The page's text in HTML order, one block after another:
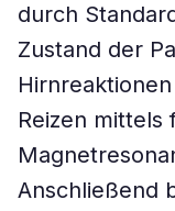
durch
Zustand der
Reizen mittels
Anschließend